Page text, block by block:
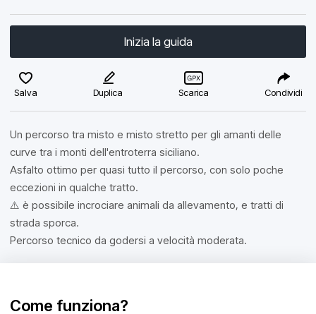
Inizia la guida
Salva Duplica Scarica Condividi
Un percorso tra misto e misto stretto per gli amanti delle
curve tra i monti dell'entroterra siciliano.
Asfalto ottimo per quasi tutto il percorso, con solo poche
eccezioni in qualche tratto.
⚠️ è possibile incrociare animali da allevamento, e tratti di
strada sporca.
Percorso tecnico da godersi a velocità moderata.
Come funziona?